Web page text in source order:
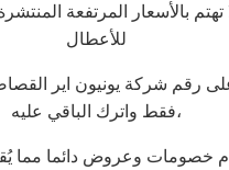
تهتم بالأسعار المرتفعة
للأعطال
رقم شركة يونيون اير
فقط واترك الباقي عليه،
خصومات وعروض دائما مما